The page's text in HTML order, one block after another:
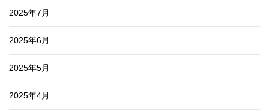
2025年7月
2025年6月
2025年5月
2025年4月